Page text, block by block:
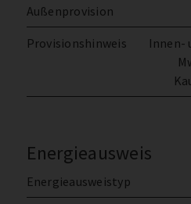
Außenprovision
Provisionshinweis
Innen-
Energieausweis
Energieausweistyp